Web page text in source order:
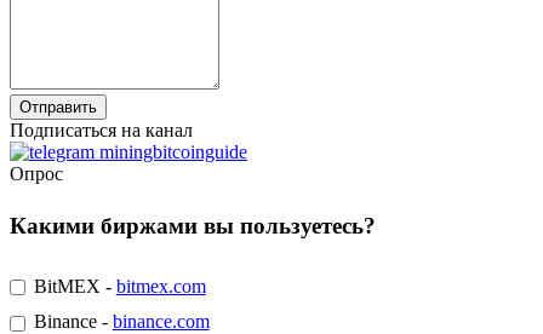
Подписаться на канал
Опрос
Какими биржами вы пользуетесь?
BitMEX - bitmex.com
Binance - binance.com